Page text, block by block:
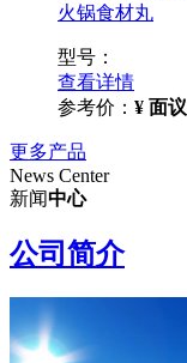
火锅食材丸
型号：
查看详情
参考价： ¥ 面议
更多产品
News Center
新闻中心
公司简介